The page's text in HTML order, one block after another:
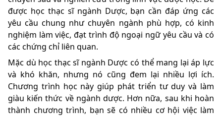
được học thạc sĩ ngành Dược, bạn cần đáp ứng các
yêu cầu chung như chuyên ngành phù hợp, có kinh
nghiệm làm việc, đạt trình độ ngoại ngữ yêu cầu và có
các chứng chỉ liên quan.
Mặc dù học thạc sĩ ngành Dược có thể mang lại áp lực
và khó khăn, nhưng nó cũng đem lại nhiều lợi ích.
Chương trình học này giúp phát triển tư duy và làm
giàu kiến thức về ngành dược. Hơn nữa, sau khi hoàn
thành chương trình, bạn sẽ có nhiều cơ hội việc làm